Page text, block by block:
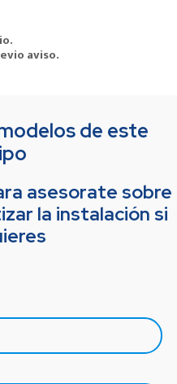
aviso.
de este
asesorate sobre
la instalación si